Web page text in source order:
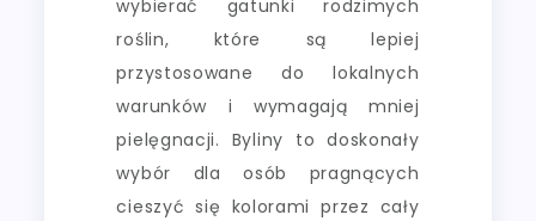
wybierać gatunki rodzimych
roślin, które są lepiej
przystosowane do lokalnych
warunków i wymagają mniej
pielęgnacji. Byliny to doskonały
wybór dla osób pragnących
cieszyć się kolorami przez cały